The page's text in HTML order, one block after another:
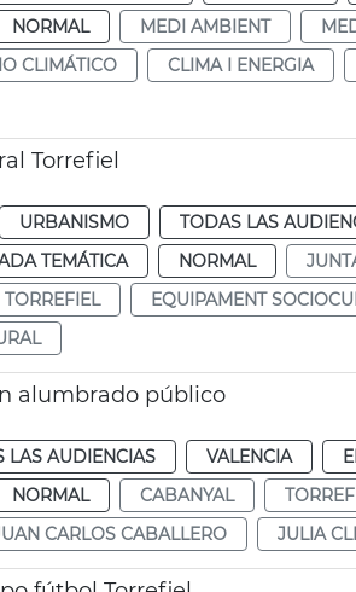
NORMAL MEDI AMBIENT
CLIMÁTICO CLIMA I ENERGIA
Torrefiel
URBANISMO TODAS LAS
TEMÁTICA NORMAL
TORREFIEL
EQUIPAMENT
alumbrado público
LAS AUDIENCIAS VALENCIA
NORMAL CABANYAL
CARLOS CABALLERO JULIA